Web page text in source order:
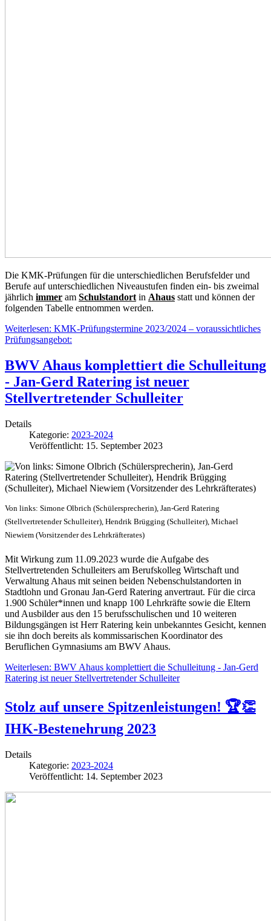
Die KMK-Prüfungen für die unterschiedlichen Berufsfelder und
Berufe auf unterschiedlichen Niveaustufen finden ein- bis zweimal
jährlich immer am Schulstandort in Ahaus statt und können der
folgenden Tabelle entnommen werden.
Weiterlesen: KMK-Prüfungstermine 2023/2024 – voraussichtliches
Prüfungsangebot:
BWV Ahaus komplettiert die Schulleitung
- Jan-Gerd Ratering ist neuer
Stellvertretender Schulleiter
Details
Kategorie: 2023-2024
Veröffentlicht: 15. September 2023
Von links: Simone Olbrich (Schülersprecherin), Jan-Gerd Ratering
(Stellvertretender Schulleiter), Hendrik Brügging (Schulleiter), Michael
Niewiem (Vorsitzender des Lehrkräfterates)
Mit Wirkung zum 11.09.2023 wurde die Aufgabe des
Stellvertretenden Schulleiters am Berufskolleg Wirtschaft und
Verwaltung Ahaus mit seinen beiden Nebenschulstandorten in
Stadtlohn und Gronau Jan-Gerd Ratering anvertraut. Für die circa
1.900 Schüler*innen und knapp 100 Lehrkräfte sowie die Eltern
und Ausbilder aus den 15 berufsschulischen und 10 weiteren
Bildungsgängen ist Herr Ratering kein unbekanntes Gesicht, kennen
sie ihn doch bereits als kommissarischen Koordinator des
Beruflichen Gymnasiums am BWV Ahaus.
Weiterlesen: BWV Ahaus komplettiert die Schulleitung - Jan-Gerd
Ratering ist neuer Stellvertretender Schulleiter
Stolz auf unsere Spitzenleistungen! 🏆👏
IHK-Bestenehrung 2023
Details
Kategorie: 2023-2024
Veröffentlicht: 14. September 2023